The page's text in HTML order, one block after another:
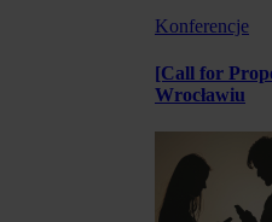
Konferencje
[Call for
Wrocławiu